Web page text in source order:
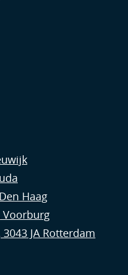
Haag
Voorburg
JA Rotterdam